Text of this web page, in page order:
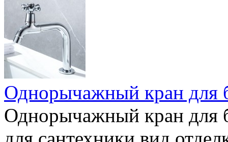
Однорычажный кран для
Однорычажный кран для